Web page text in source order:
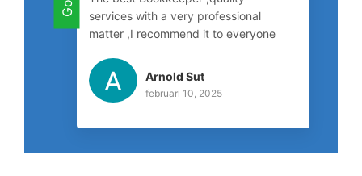
services with a very professional
matter ,I recommend it to everyone
already has one he makes the
difference!
Arnold Sut
februari 10, 2025